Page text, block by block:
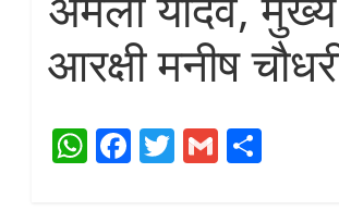
आरक्षी मनीष
W Fa T
G